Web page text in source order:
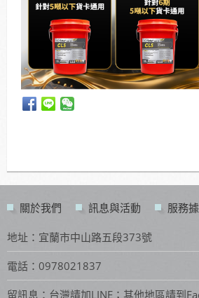
關於我們 訊息與活動 服務
地址：宜蘭市中山路五段373號
電話：0978021837
留訊息：台灣請加LINE；其他地區請到